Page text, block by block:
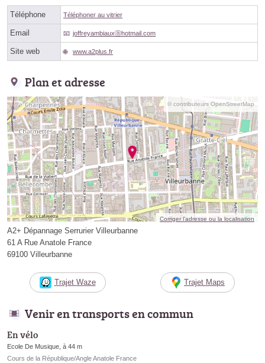
Téléphone Téléphoner au vitrier
Email joffreyambiauxⓐhotmail.com
Site web www.a2plus.fr
Plan et adresse
© contributeurs OpenStreetMap
Corriger l’adresse ou la localisation
A2+ Dépannage Serrurier Villeurbanne
61 A Rue Anatole France
69100 Villeurbanne
Trajet Waze Trajet Maps
Venir en transports en commun
En vélo
Ecole De Musique, à 44 m
Cours de la République/Angle Anatole France